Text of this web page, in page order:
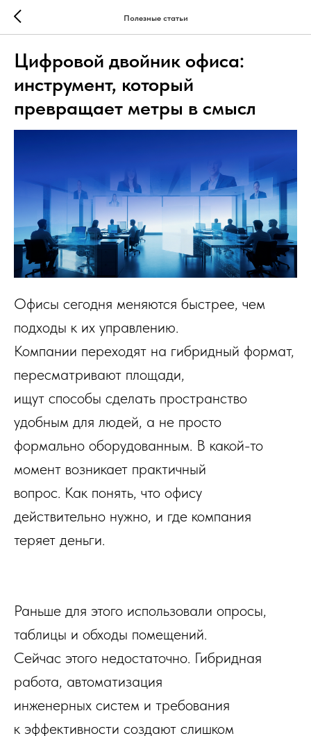
Полезные статьи
Цифровой двойник офиса:
инструмент, который
превращает метры в смысл
Офисы сегодня меняются быстрее, чем
подходы к их управлению.
Компании переходят на гибридный формат,
пересматривают площади,
ищут способы сделать пространство
удобным для людей, а не просто
формально оборудованным. В какой-то
момент возникает практичный
вопрос. Как понять, что офису
действительно нужно, и где компания
теряет деньги.
Раньше для этого использовали опросы,
таблицы и обходы помещений.
Сейчас этого недостаточно. Гибридная
работа, автоматизация
инженерных систем и требования
к эффективности создают слишком